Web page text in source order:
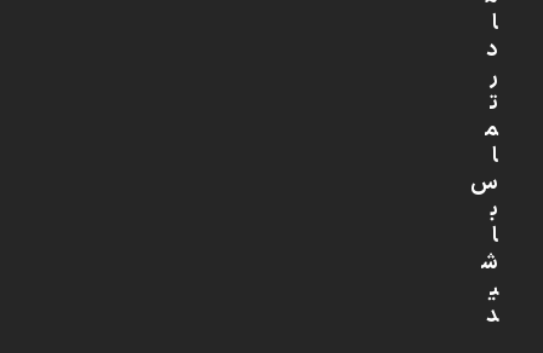
ا
د
ر
ت
م
ا
س
ب
ا
ش
ی
د